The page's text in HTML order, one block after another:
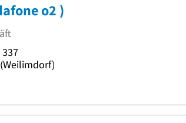
o2 )
(Weilimdorf)